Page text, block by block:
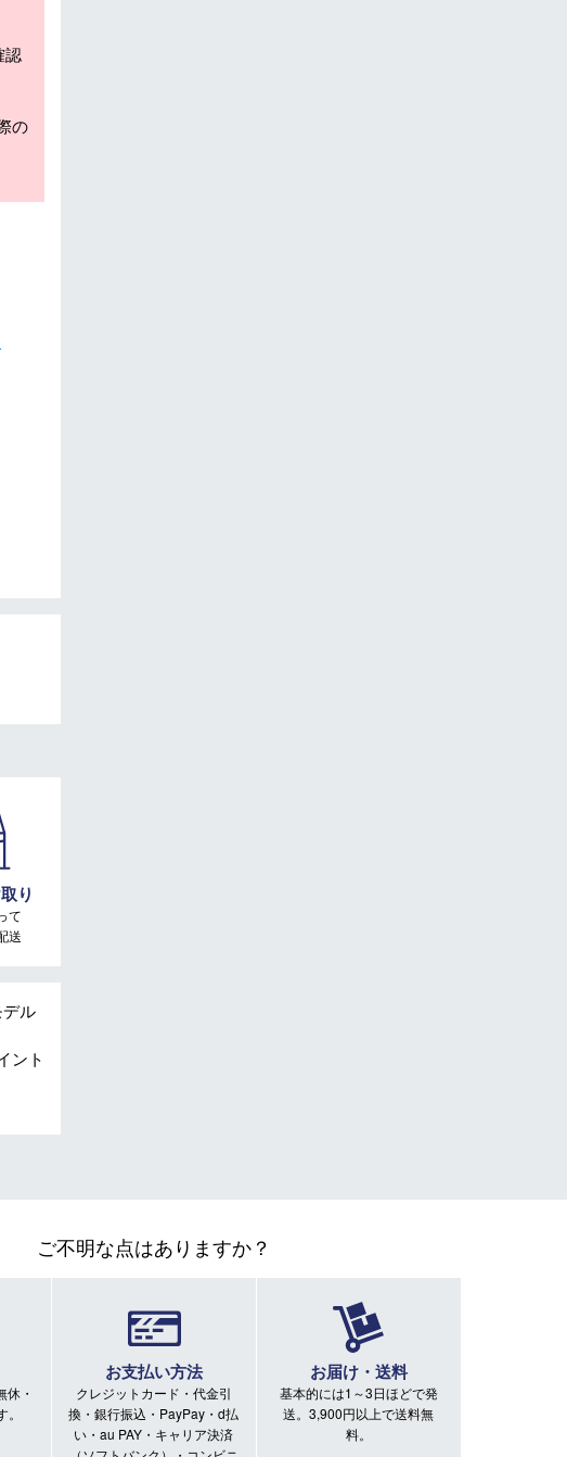
認
の
り
て
送
ル
ント
ご不明な点はありますか？
・
お支払い方法
クレジットカード・代金引
換・銀行振込・PayPay・d払
い・au PAY・キャリア決済
お届け・送料
基本的には1～3日ほどで発
送。3,900円以上で送料無
料。